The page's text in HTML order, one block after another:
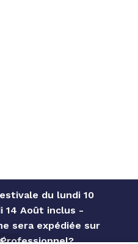
du lundi 10
14 Août inclus -
sera expédiée sur
parACS INFORMATIQUE